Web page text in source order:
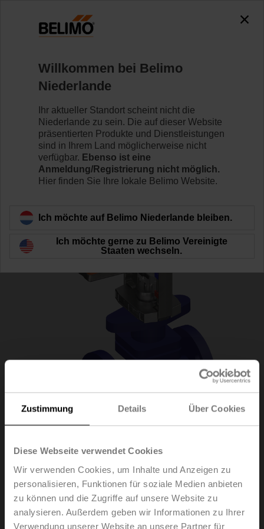
Zustimmung Details Über Cookies
Diese Webseite verwendet Cookies
Wir verwenden Cookies, um Inhalte und Anzeigen zu
personalisieren, Funktionen für soziale Medien anbieten
zu können und die Zugriffe auf unsere Website zu
analysieren. Außerdem geben wir Informationen zu Ihrer
Verwendung unserer Website an unsere Partner für
H6040X16-S2/NV24A-SR-TPC
Mehr erfahren
Zurück zur Produktkategorie
H6040X16-S2/NV24A-
SR-TPC
Willkommen bei Belimo
Niederlande
Ihr aktueller Standort scheint nicht die
Niederlande zu sein. Die auf dieser Website
präsentierten Produkte und Dienstleistungen
sind in Ihrem Land möglicherweise nicht
verfügbar. Ebenso ist eine
Anmeldung/Registrierung nicht möglich.
Hier finden Sie Ihre lokale Belimo Website.
Ich möchte auf Belimo Niederlande bleiben.
Ich möchte gerne zu Belimo Vereinigte
Staaten wechseln.